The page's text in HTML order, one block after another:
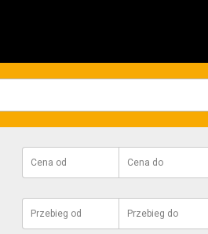
Cena od Cena do
Przebieg od Przebieg do